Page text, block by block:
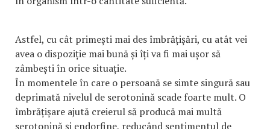
Astfel, cu cât primești mai des îmbrățișări, cu atât vei
avea o dispoziție mai bună și îți va fi mai ușor să
zâmbești în orice situație.
În momentele în care o persoană se simte singură sau
deprimată nivelul de serotonină scade foarte mult. O
îmbrățișare ajută creierul să producă mai multă
serotonină și endorfine, reducând sentimentul de